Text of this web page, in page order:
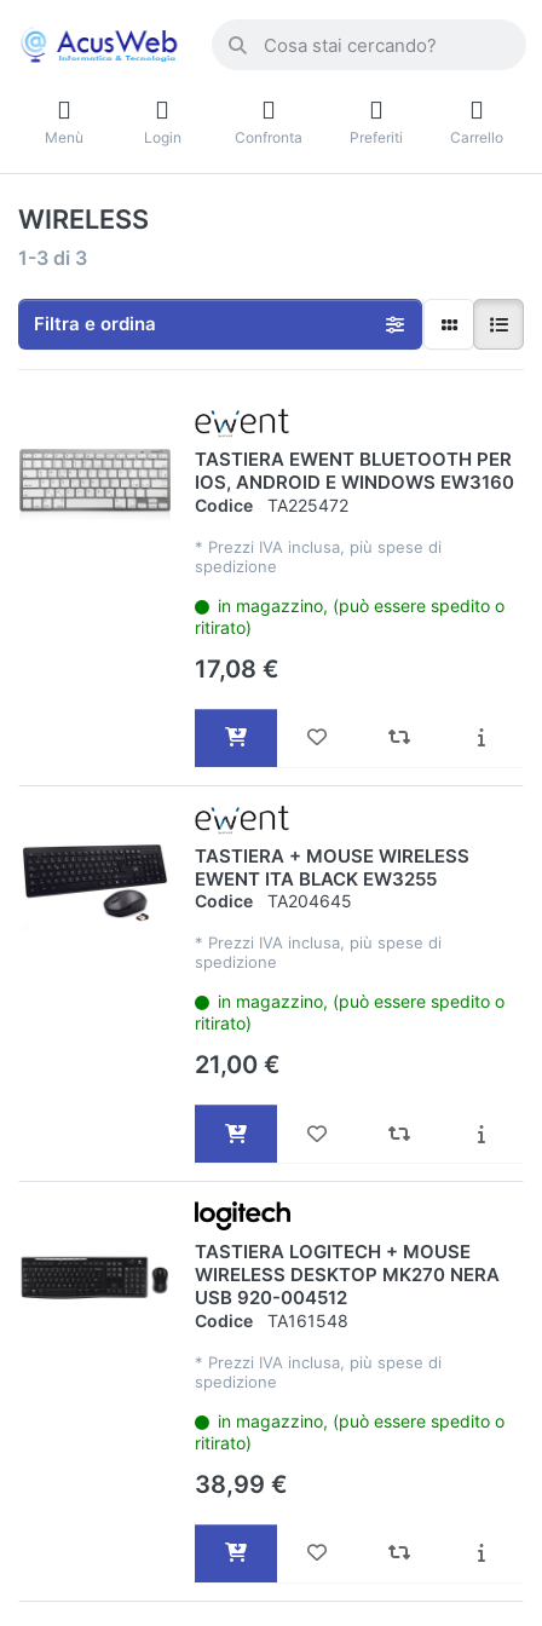
Menù Login Confronta Preferiti Carrello
WIRELESS
1-3 di 3
Filtra e ordina
TASTIERA EWENT BLUETOOTH PER
IOS, ANDROID E WINDOWS EW3160
Codice TA225472
* Prezzi IVA inclusa, più spese di
spedizione
in magazzino, (può essere spedito o
ritirato)
17,08 €
TASTIERA + MOUSE WIRELESS
EWENT ITA BLACK EW3255
Codice TA204645
* Prezzi IVA inclusa, più spese di
spedizione
in magazzino, (può essere spedito o
ritirato)
21,00 €
TASTIERA LOGITECH + MOUSE
WIRELESS DESKTOP MK270 NERA
USB 920-004512
Codice TA161548
* Prezzi IVA inclusa, più spese di
spedizione
in magazzino, (può essere spedito o
ritirato)
38,99 €